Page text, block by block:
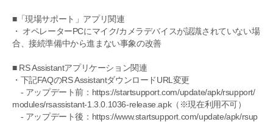
■「現場サポート」アプリ関連
・ オペレーターPCにマイク/カメラデバイスが認識されていない場
合、接続準備中から進まない事象の改善
■ RS Assistantアプリケーション関連
・下記FAQのRS AssistantダウンロードURL変更
- アップデート前：https://startsupport.com/update/apk/rsupport/
modules/rsassistant-1.3.0.1036-release.apk（※現在利用不可）
- アップデート後：https://www.startsupport.com/update/apk/rsup